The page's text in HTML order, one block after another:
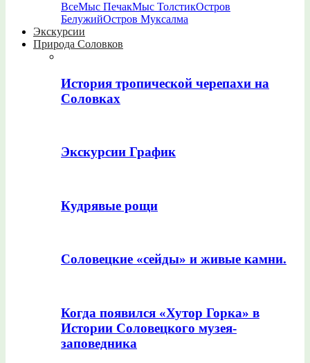
ВсеМыс ПечакМыс ТолстикОстров
БелужийОстров Муксалма
Экскурсии
Природа Соловков
История тропической черепахи на
Соловках
Экскурсии График
Кудрявые рощи
Соловецкие «сейды» и живые камни.
Когда появился «Хутор Горка» в
Истории Соловецкого музея-
заповедника